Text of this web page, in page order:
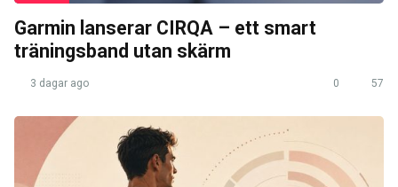
Garmin lanserar CIRQA – ett smart
träningsband utan skärm
3 dagar ago 0 57